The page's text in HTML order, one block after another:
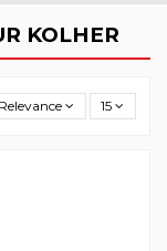
KOLHER
Relevance 15